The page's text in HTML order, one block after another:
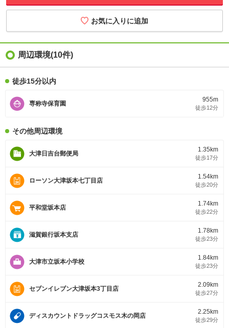
◎床下換気で白蟻も安心
～リフォーム内容～
・間取り変更工事
まずは一度ご内覧にお越しください♪
周辺環境(10件)
徒歩15分以内
専称寺保育園
955m
徒歩12分
その他周辺環境
大津日吉台郵便局
1.35km
徒歩17分
ローソン大津坂本七丁目店
1.54km
徒歩20分
平和堂坂本店
1.74km
徒歩22分
滋賀銀行坂本支店
1.78km
徒歩23分
大津市立坂本小学校
1.84km
徒歩23分
セブンイレブン大津坂本3丁目店
2.09km
徒歩27分
ディスカウントドラッグコスモス木の岡店
2.25km
徒歩29分